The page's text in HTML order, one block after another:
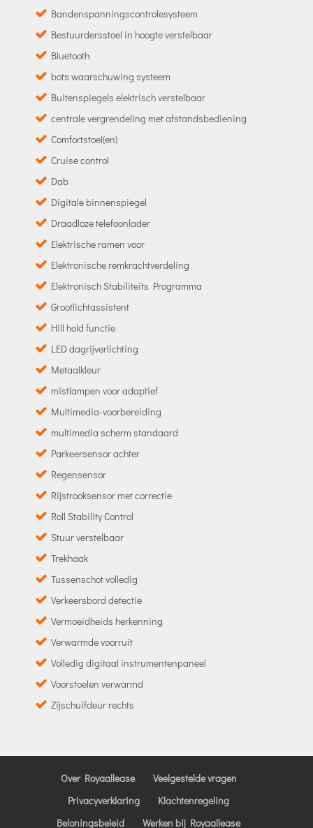
Bandenspanningscontrolesysteem
Bestuurdersstoel in hoogte verstelbaar
Bluetooth
bots waarschuwing systeem
Buitenspiegels elektrisch verstelbaar
centrale vergrendeling met afstandsbediening
Comfortstoel(en)
Cruise control
Dab
Digitale binnenspiegel
Draadloze telefoonlader
Elektrische ramen voor
Elektronische remkrachtverdeling
Elektronisch Stabiliteits Programma
Grootlichtassistent
Hill hold functie
LED dagrijverlichting
Metaalkleur
mistlampen voor adaptief
Multimedia-voorbereiding
multimedia scherm standaard
Parkeersensor achter
Regensensor
Rijstrooksensor met correctie
Roll Stability Control
Stuur verstelbaar
Trekhaak
Tussenschot volledig
Verkeersbord detectie
Vermoeidheids herkenning
Verwarmde voorruit
Volledig digitaal instrumentenpaneel
Voorstoelen verwarmd
Zijschuifdeur rechts
Over Royaallease
Veelgestelde vragen
Privacyverklaring
Klachtenregeling
Beloningsbeleid
Werken bij Royaallease